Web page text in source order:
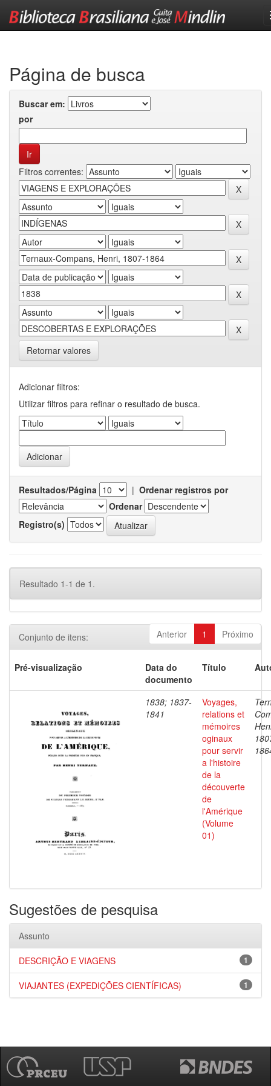
Página de busca
Buscar em:
por
Filtros correntes:
Retornar valores
Adicionar filtros:
Utilizar filtros para refinar o resultado de busca.
Resultados/Página | Ordenar registros por
Ordenar
Registro(s)
Resultado 1-1 de 1.
Anterior 1 Próximo
Conjunto de itens:
Pré-visualização
Data do
documento
Título
1838; 1837-
1841
Voyages,
relations et
mémoires
oginaux
pour servir
a l'histoire
de la
découverte
de
l'Amérique
(Volume
01)
Sugestões de pesquisa
Assunto
1
DESCRIÇÃO E VIAGENS
1
VIAJANTES (EXPEDIÇÕES CIENTÍFICAS)